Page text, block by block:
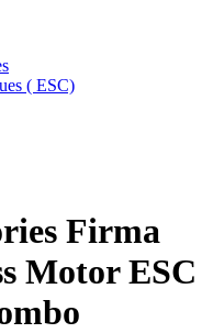
( ESC)
Firma
Motor ESC